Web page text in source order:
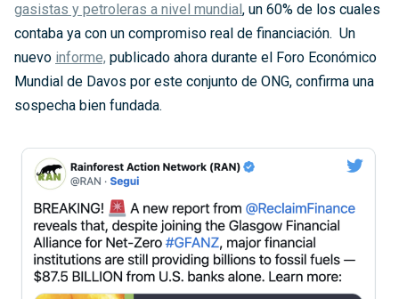
gasistas y petroleras a nivel mundial, un 60% de los cuales
contaba ya con un compromiso real de financiación. Un
nuevo informe, publicado ahora durante el Foro Económico
Mundial de Davos por este conjunto de ONG, confirma una
sospecha bien fundada.